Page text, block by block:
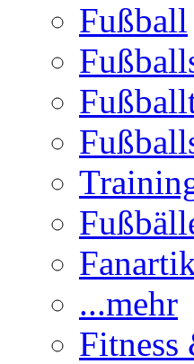
Fußball
...mehr